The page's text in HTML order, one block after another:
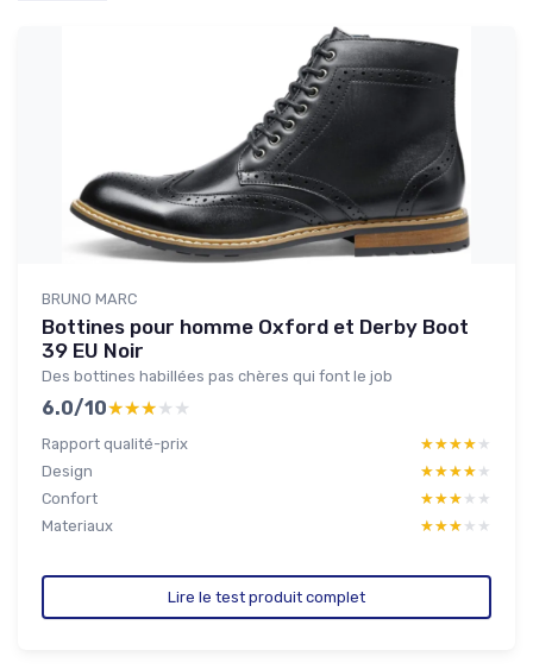
BRUNO MARC
Bottines pour homme Oxford et Derby Boot
39 EU Noir
Des bottines habillées pas chères qui font le job
6.0/10★★★★★
★★★★★
Rapport qualité-prix ★★★★★
★★★★★
Design
★★★★★
★★★★★
Confort
★★★★★
★★★★★
Materiaux
★★★★★
★★★★★
Lire le test produit complet